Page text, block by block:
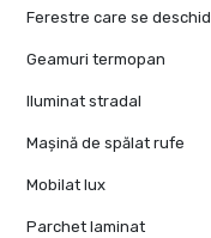
Ferestre care se deschid
Geamuri termopan
Iluminat stradal
Mașină de spălat rufe
Mobilat lux
Parchet laminat